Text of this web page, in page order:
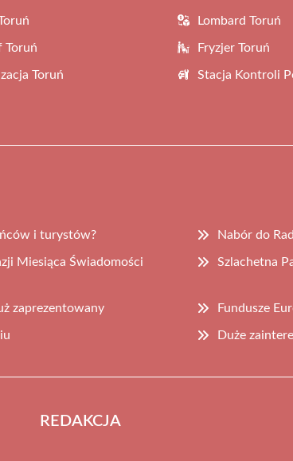
Lombard Toruń
Toruń Fryzjer Toruń
Toruń Stacja Kontroli
i turystów? Nabór do
Miesiąca Świadomości
Szlachetna
zaprezentowany Fundusze
Duże
REDAKCJA